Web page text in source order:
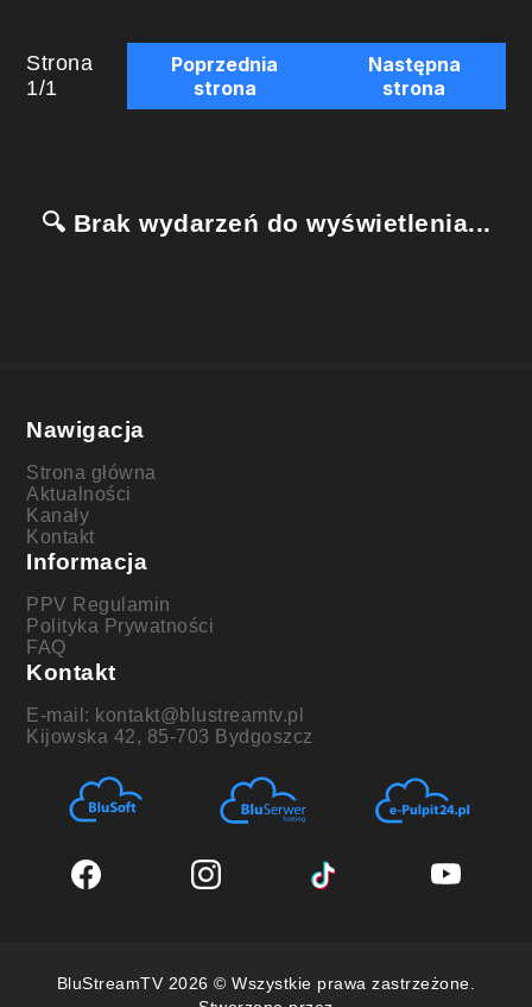
Strona
1/1
Poprzednia
strona
Następna
strona
🔍 Brak wydarzeń do wyświetlenia...
Nawigacja
Strona główna
Aktualności
Kanały
Kontakt
Informacja
PPV Regulamin
Polityka Prywatności
FAQ
Kontakt
E-mail: kontakt@blustreamtv.pl
Kijowska 42, 85-703 Bydgoszcz
BluStreamTV 2026 © Wszystkie prawa zastrzeżone.